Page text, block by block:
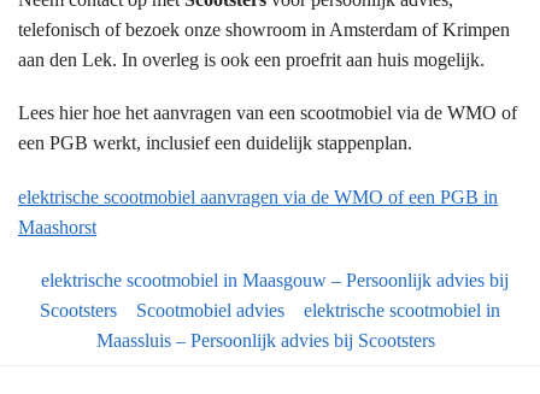
telefonisch of bezoek onze showroom in Amsterdam of Krimpen
aan den Lek. In overleg is ook een proefrit aan huis mogelijk.
Lees hier hoe het aanvragen van een scootmobiel via de WMO of
een PGB werkt, inclusief een duidelijk stappenplan.
elektrische scootmobiel aanvragen via de WMO of een PGB in
Maashorst
elektrische scootmobiel in Maasgouw – Persoonlijk advies bij
Scootsters
Scootmobiel advies
elektrische scootmobiel in
Maassluis – Persoonlijk advies bij Scootsters